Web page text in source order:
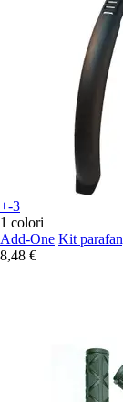
+-3
1 colori
Add-One Kit
8,48 €